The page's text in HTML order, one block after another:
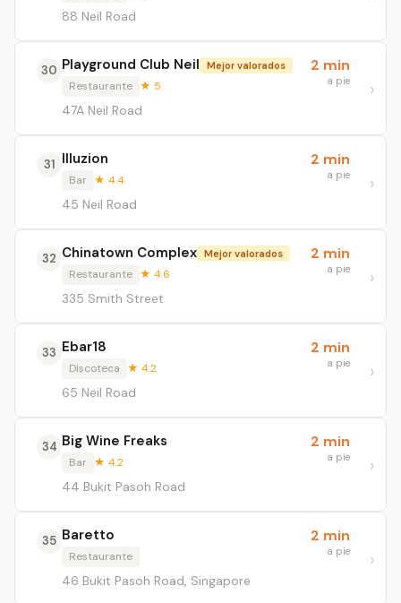
88 Neil Road
30 Playground Club Neil Mejor valorados
Restaurante ★ 5
47A Neil Road
2 min
a pie
31 Illuzion
Bar ★ 4.4
45 Neil Road
2 min
a pie
32 Chinatown Complex Mejor valorados
Restaurante ★ 4.6
335 Smith Street
2 min
a pie
33 Ebar18
Discoteca ★ 4.2
65 Neil Road
2 min
a pie
34 Big Wine Freaks
Bar ★ 4.2
44 Bukit Pasoh Road
2 min
a pie
35 Baretto
Restaurante
46 Bukit Pasoh Road, Singapore
2 min
a pie